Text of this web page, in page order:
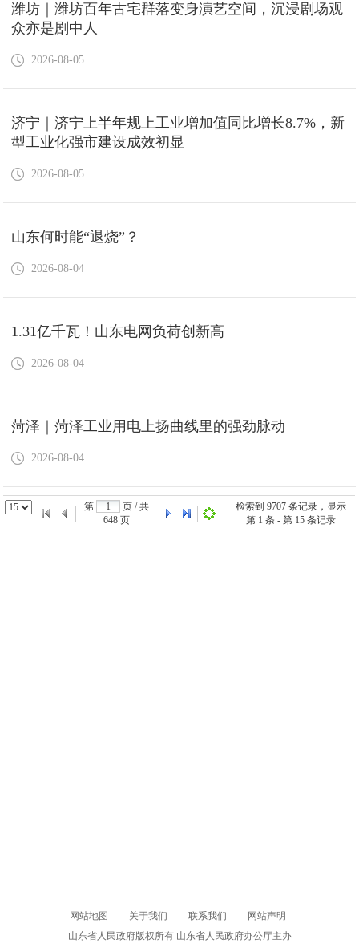
潍坊｜潍坊百年古宅群落变身演艺空间，沉浸剧场观
众亦是剧中人
2026-08-05
济宁｜济宁上半年规上工业增加值同比增长8.7%，新
型工业化强市建设成效初显
2026-08-05
山东何时能“退烧”？
2026-08-04
1.31亿千瓦！山东电网负荷创新高
2026-08-04
菏泽｜菏泽工业用电上扬曲线里的强劲脉动
2026-08-04
第
页 / 共
648页
检索到 9707条记录，显示
第 1 条 - 第 15条记录
网站地图 关于我们 联系我们
网站声明
山东省人民政府版权所有 山东省人民政府办公厅主办